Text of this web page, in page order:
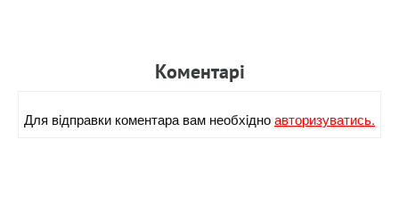
Коментарi
Для вiдправки коментара вам необхiдноавторизуватись.